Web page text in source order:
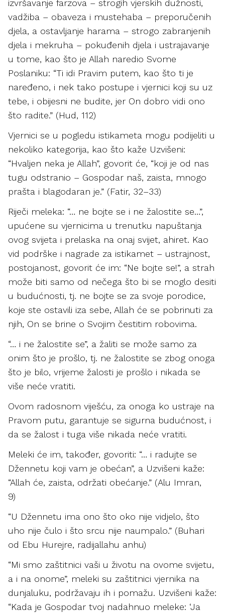
izvršavanje farzova – strogih vjerskih dužnosti,
vadžiba – obaveza i mustehaba – preporučenih
djela, a ostavljanje harama – strogo zabranjenih
djela i mekruha – pokuđenih djela i ustrajavanje
u tome, kao što je Allah naredio Svome
Poslaniku: “Ti idi Pravim putem, kao što ti je
naređeno, i nek tako postupe i vjernici koji su uz
tebe, i obijesni ne budite, jer On dobro vidi ono
što radite.” (Hud, 112)
Vjernici se u pogledu istikameta mogu podijeliti u
nekoliko kategorija, kao što kaže Uzvišeni:
“Hvaljen neka je Allah”, govorit će, “koji je od nas
tugu odstranio – Gospodar naš, zaista, mnogo
prašta i blagodaran je.” (Fatir, 32–33)
Riječi meleka: “… ne bojte se i ne žalostite se…”,
upućene su vjernicima u trenutku napuštanja
ovog svijeta i prelaska na onaj svijet, ahiret. Kao
vid podrške i nagrade za istikamet – ustrajnost,
postojanost, govorit će im: “Ne bojte se!”, a strah
može biti samo od nečega što bi se moglo desiti
u budućnosti, tj. ne bojte se za svoje porodice,
koje ste ostavili iza sebe, Allah će se pobrinuti za
njih, On se brine o Svojim čestitim robovima.
“… i ne žalostite se”, a žaliti se može samo za
onim što je prošlo, tj. ne žalostite se zbog onoga
što je bilo, vrijeme žalosti je prošlo i nikada se
više neće vratiti.
Ovom radosnom viješću, za onoga ko ustraje na
Pravom putu, garantuje se sigurna budućnost, i
da se žalost i tuga više nikada neće vratiti.
Meleki će im, također, govoriti: “… i radujte se
Džennetu koji vam je obećan”, a Uzvišeni kaže:
“Allah će, zaista, održati obećanje.” (Alu Imran,
9)
“U Džennetu ima ono što oko nije vidjelo, što
uho nije čulo i što srcu nije naumpalo.” (Buhari
od Ebu Hurejre, radijallahu anhu)
“Mi smo zaštitnici vaši u životu na ovome svijetu,
a i na onome”, meleki su zaštitnici vjernika na
dunjaluku, podržavaju ih i pomažu. Uzvišeni kaže:
“Kada je Gospodar tvoj nadahnuo meleke: ‘Ja